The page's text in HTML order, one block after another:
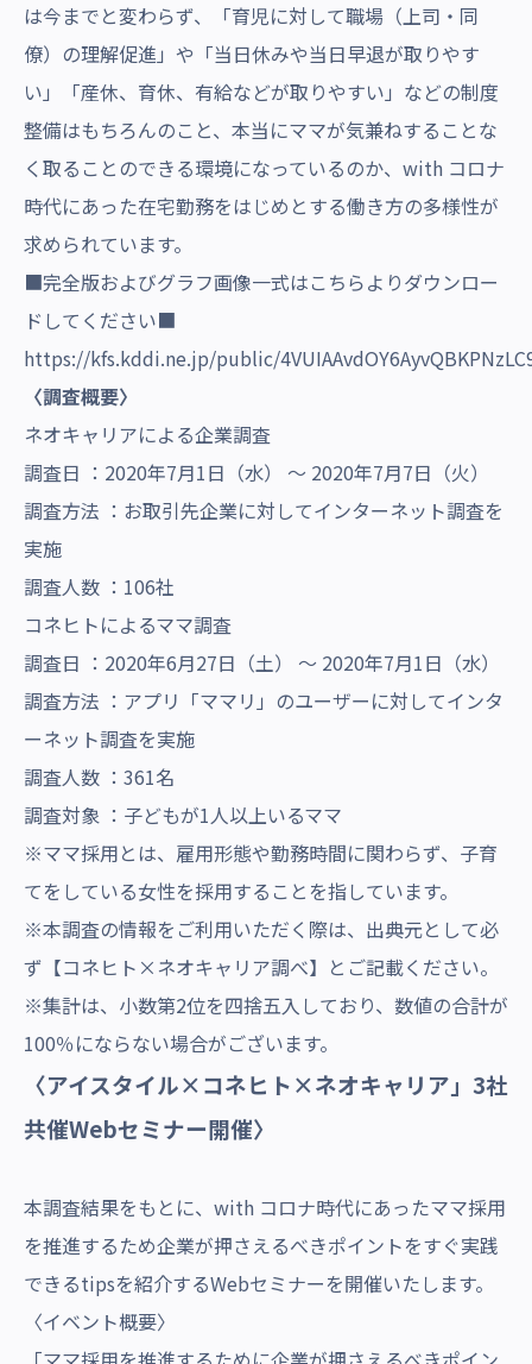
は今までと変わらず、「育児に対して職場（上司・同
僚）の理解促進」や「当日休みや当日早退が取りやす
い」「産休、育休、有給などが取りやすい」などの制度
整備はもちろんのこと、本当にママが気兼ねすることな
く取ることのできる環境になっているのか、with コロナ
時代にあった在宅勤務をはじめとする働き方の多様性が
求められています。
■完全版およびグラフ画像一式はこちらよりダウンロー
ドしてください■
https://kfs.kddi.ne.jp/public/
〈調査概要〉
ネオキャリアによる企業調査
調査日 ：2020年7月1日（水） ～ 2020年7月7日（火）
調査方法 ：お取引先企業に対してインターネット調査を
実施
調査人数 ：106社
コネヒトによるママ調査
調査日 ：2020年6月27日（土） ～ 2020年7月1日（水）
調査方法 ：アプリ「ママリ」のユーザーに対してインタ
ーネット調査を実施
調査人数 ：361名
調査対象 ：子どもが1人以上いるママ
※ママ採用とは、雇用形態や勤務時間に関わらず、子育
てをしている女性を採用することを指しています。
※本調査の情報をご利用いただく際は、出典元として必
ず【コネヒト×ネオキャリア調べ】とご記載ください。
※集計は、小数第2位を四捨五入しており、数値の合計が
100％にならない場合がございます。
〈アイスタイル×コネヒト×ネオキャリア」3社
共催Webセミナー開催〉
本調査結果をもとに、with コロナ時代にあったママ採用
を推進するため企業が押さえるべきポイントをすぐ実践
できるtipsを紹介するWebセミナーを開催いたします。
〈イベント概要〉